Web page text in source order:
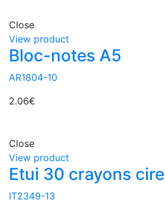
Close
View product
Bloc-notes A5
AR1804-10
2.06€
Close
View product
Etui 30 crayons cire
IT2349-13